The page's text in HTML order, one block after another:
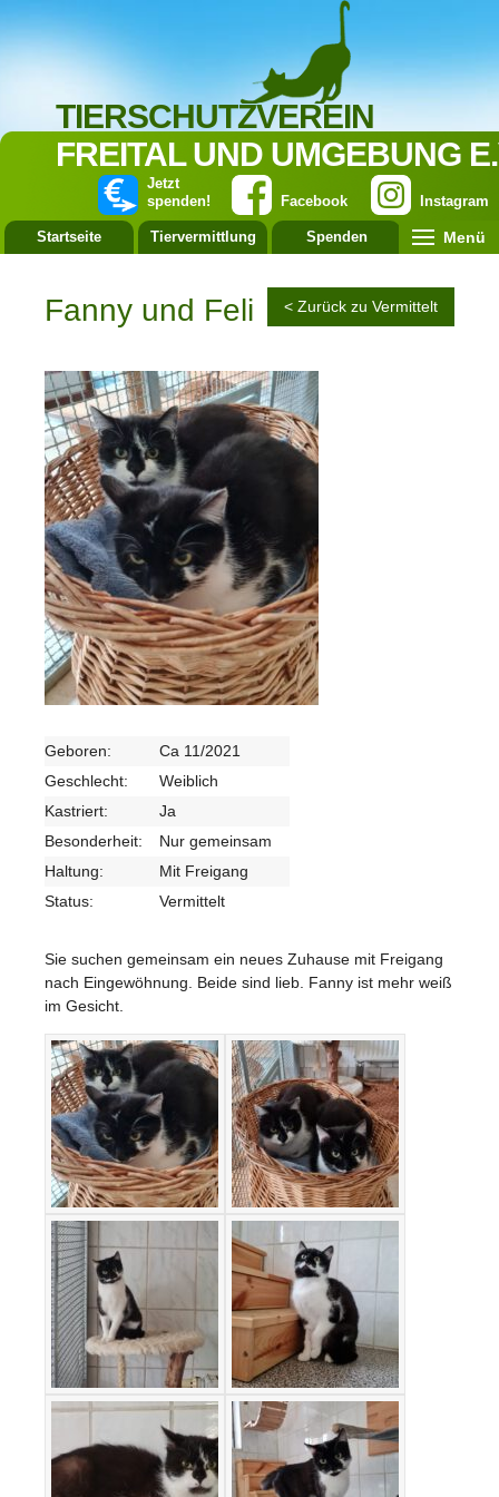
TIERSCHUTZVEREIN
FREITAL UND UMGEBUNG
Instagram
Facebook
Jetzt
spenden!
Startseite Tiervermittlung Spenden Menü
Fanny und Feli < Zurück zu Vermittelt
Geboren:
Ca 11/2021
Geschlecht:
Weiblich
Kastriert:
Ja
Besonderheit:
Nur gemeinsam
Haltung:
Mit Freigang
Status:
Vermittelt
Sie suchen gemeinsam ein neues Zuhause mit Freigang
nach Eingewöhnung. Beide sind lieb. Fanny ist mehr weiß
im Gesicht.